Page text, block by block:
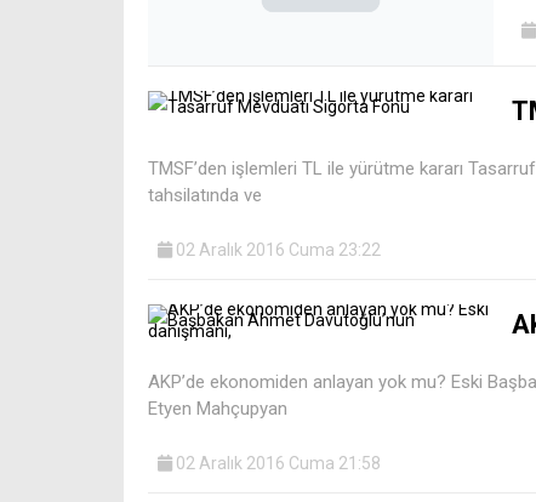
TMSF’den işlemleri TL ile yürütme kararı
tahsilatında ve
02 Aralık 2016 Cuma 23:22
AKP’de ekonomiden anlayan yok mu? Eski
Etyen Mahçupyan
02 Aralık 2016 Cuma 21:58